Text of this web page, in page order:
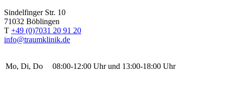
Sindelfinger Str. 10
71032 Böblingen
T +49 (0)7031 20 91 20
info@traumklinik.de
Mo, Di, Do 08:00-12:00 Uhr und 13:00-18:00 Uhr